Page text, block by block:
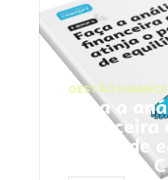
GESTÃO
Faça a
ponto de
Prompts